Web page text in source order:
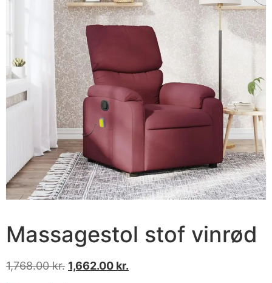
Massagestol stof vinrød
1,768.00kr. 1,662.00 kr.